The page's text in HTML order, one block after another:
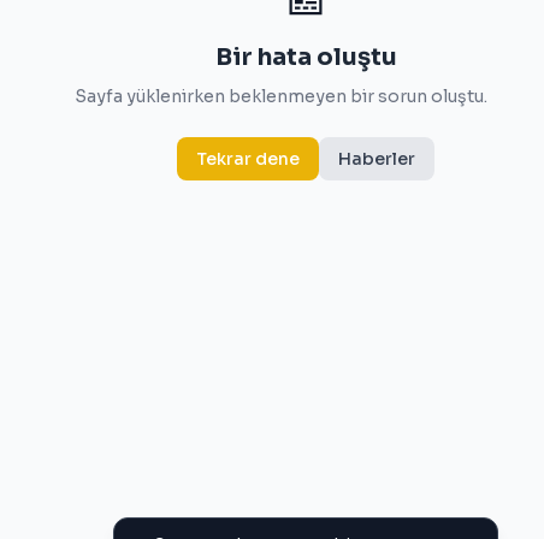
Bir hata oluştu
Sayfa yüklenirken beklenmeyen bir sorun oluştu.
Tekrar dene Haberler